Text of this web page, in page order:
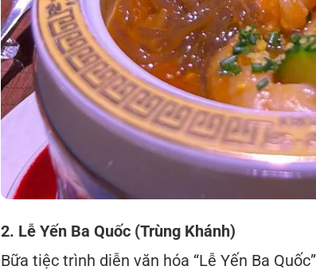
2. Lễ Yến Ba Quốc (Trùng Khánh)
Bữa tiệc trình diễn văn hóa “Lễ Yến Ba